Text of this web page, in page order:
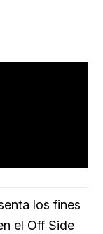
los fines
el Off Side